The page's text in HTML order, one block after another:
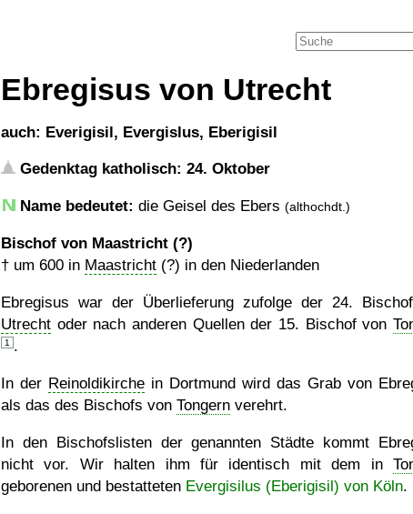
Ebregisus von Utrecht
auch: Everigisil, Evergislus, Eberigisil
Gedenktag katholisch: 24. Oktober
Name bedeutet: die Geisel des Ebers (althochdt.)
Bischof von Maastricht (?)
† um 600 in Maastricht (?) in den Niederlanden
Ebregisus war der Überlieferung zufolge der 24.
Utrecht oder nach anderen Quellen der 15. Bischof von
1 .
In der Reinoldikirche in Dortmund wird das Grab von
als das des Bischofs von Tongern verehrt.
In den Bischofslisten der genannten Städte kommt
nicht vor. Wir halten ihm für identisch mit dem in
geborenen und bestatteten Evergisilus (Eberigisil) von Köln.